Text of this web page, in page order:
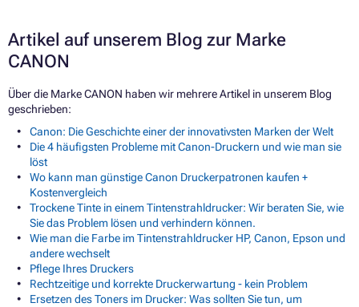
Artikel auf unserem Blog zur Marke
CANON
Über die Marke CANON haben wir mehrere Artikel in unserem Blog
geschrieben:
Canon: Die Geschichte einer der innovativsten Marken der Welt
Die 4 häufigsten Probleme mit Canon-Druckern und wie man sie
löst
Wo kann man günstige Canon Druckerpatronen kaufen +
Kostenvergleich
Trockene Tinte in einem Tintenstrahldrucker: Wir beraten Sie, wie
Sie das Problem lösen und verhindern können.
Wie man die Farbe im Tintenstrahldrucker HP, Canon, Epson und
andere wechselt
Pflege Ihres Druckers
Rechtzeitige und korrekte Druckerwartung - kein Problem
Ersetzen des Toners im Drucker: Was sollten Sie tun, um